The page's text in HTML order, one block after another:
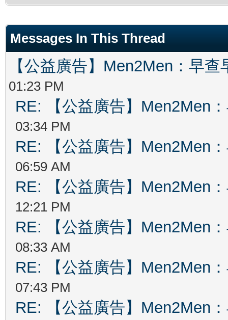
Messages In This Thread
【公益廣告】Men2Men：早查
01:23 PM
RE: 【公益廣告】Men2Men
03:34 PM
RE: 【公益廣告】Men2Men
06:59 AM
RE: 【公益廣告】Men2Men
12:21 PM
RE: 【公益廣告】Men2Men
08:33 AM
RE: 【公益廣告】Men2Men
07:43 PM
RE: 【公益廣告】Men2Men